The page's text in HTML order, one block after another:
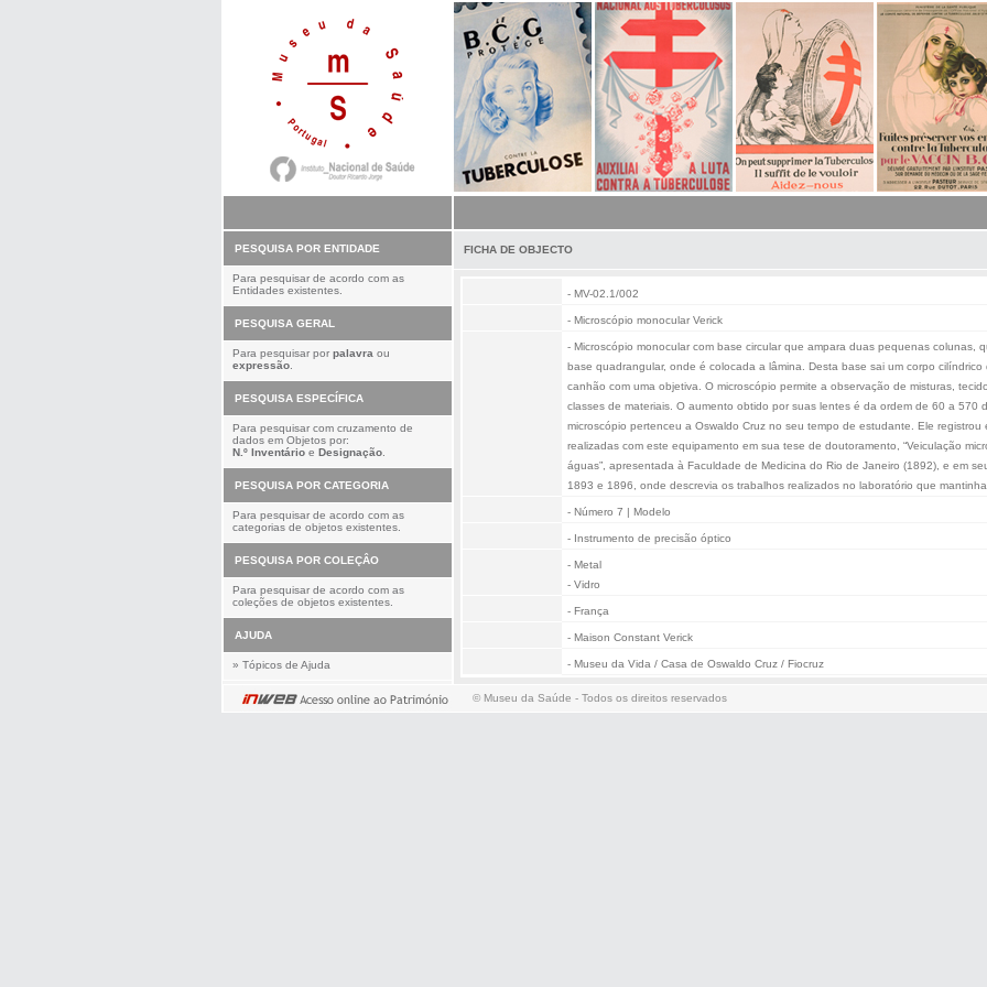
PESQUISA POR ENTIDADE
Para pesquisar de acordo com as
Entidades existentes.
PESQUISA GERAL
Para pesquisar por palavra ou
expressão
PESQUISA ESPECÍFICA
Para pesquisar com cruzamento de
dados em Objetos por:
N.º Inventário e Designação
PESQUISA POR CATEGORIA
Para pesquisar de acordo com as
categorias de objetos existentes.
PESQUISA POR COLEÇÂO
Para pesquisar de acordo com as
coleções de objetos existentes.
AJUDA
» Tópicos de Ajuda
FICHA DE OBJECTO
- MV-02.1/002
- Microscópio monocular Verick
- Microscópio monocular com base circular que ampara duas pequenas colunas,
base quadrangular, onde é colocada a lâmina. Desta base sai um corpo cilíndrico
canhão com uma objetiva. O microscópio permite a observação de misturas,
classes de materiais. O aumento obtido por suas lentes é da ordem de 60 a 570
microscópio pertenceu a Oswaldo Cruz no seu tempo de estudante. Ele registrou
realizadas com este equipamento em sua tese de doutoramento, “Veiculação
águas”, apresentada à Faculdade de Medicina do Rio de Janeiro (1892), e em
1893 e 1896, onde descrevia os trabalhos realizados no laboratório que mantinha
- Número 7 | Modelo
- Instrumento de precisão óptico
- Metal
- Vidro
- França
- Maison Constant Verick
- Museu da Vida / Casa de Oswaldo Cruz / Fiocruz
© Museu da Saúde - Todos os direitos reservados